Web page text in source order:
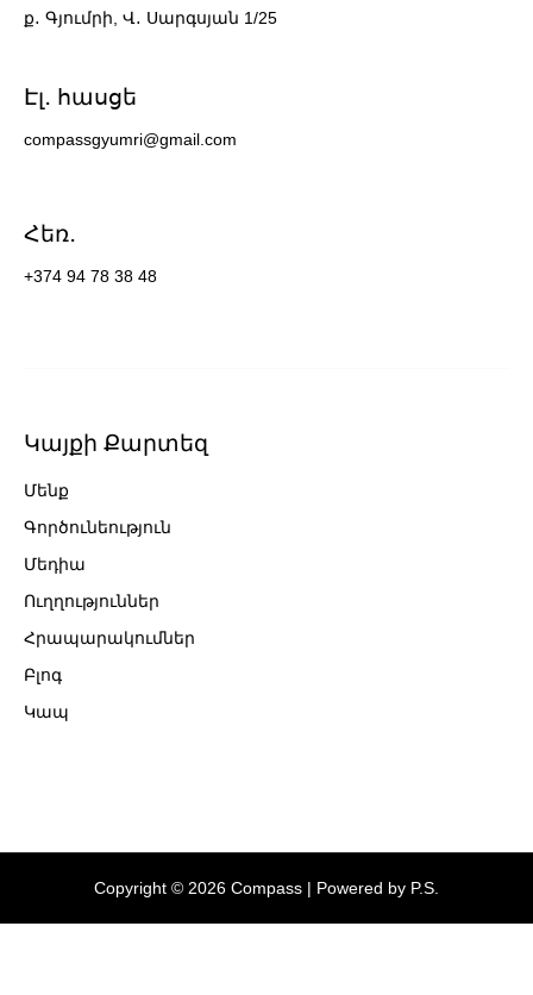
ք․ Գյումրի, Վ․ Սարգսյան 1/25
Էլ․ հասցե
compassgyumri@gmail.com
Հեռ․
+374 94 78 38 48
Կայքի Քարտեզ
Մենք
Գործունեություն
Մեդիա
Ուղղություններ
Հրապարակումներ
Բլոգ
Կապ
Copyright © 2026 Compass | Powered by P.S.